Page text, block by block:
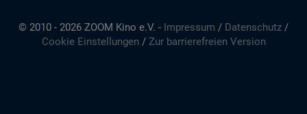
© 2010 - 2026 ZOOM Kino e.V. - Impressum / Datenschutz /
Cookie Einstellungen / Zur barrierefreien Version